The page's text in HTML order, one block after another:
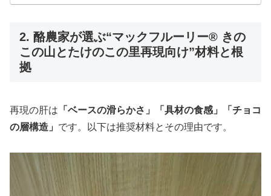
2. 酪農家が選ぶ“マックフルーリー® きの
この山とたけのこの里再現向け”材料と根
拠
再現の肝は 「ベースの滑らかさ」「具材の食感」「チョコ
の層構造」 です。以下は推奨材料とその理由です。